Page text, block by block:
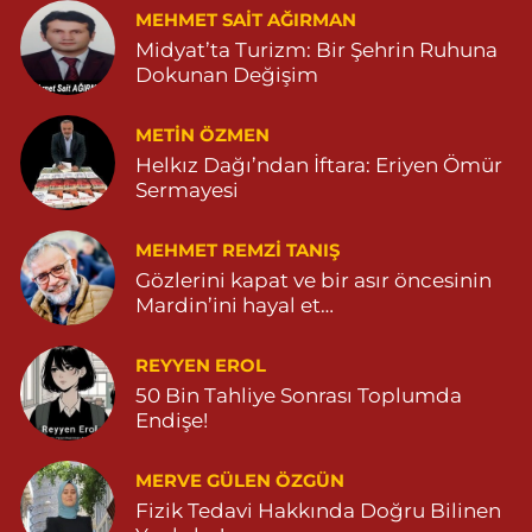
Özdemir Eczanesi
YENİ MAHALLE 3086 SOKAK NO:4 3 04825413121
0 (482) 541 31 21
MEHMET SAIT AĞIRMAN
Midyat’ta Turizm: Bir Şehrin Ruhuna
Dokunan Değişim
METIN ÖZMEN
Helkız Dağı’ndan İftara: Eriyen Ömür
Sermayesi
MEHMET REMZI TANIŞ
Gözlerini kapat ve bir asır öncesinin
Mardin’ini hayal et…
REYYEN EROL
50 Bin Tahliye Sonrası Toplumda
Endişe!
MERVE GÜLEN ÖZGÜN
Fizik Tedavi Hakkında Doğru Bilinen